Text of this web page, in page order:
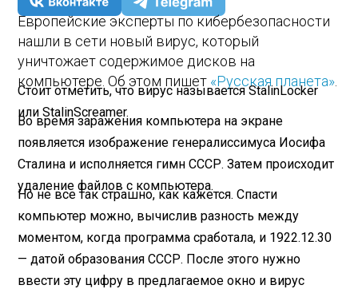
Европейские эксперты по кибербезопасности
нашли в сети новый вирус, который
уничтожает содержимое дисков на
компьютере. Об этом пишет «Русская планета»
Стоит отметить, что вирус называется StalinLocker
или StalinScreamer.
Во время заражения компьютера на экране
появляется изображение генералиссимуса Иосифа
Сталина и исполняется гимн СССР. Затем происходит
удаление файлов с компьютера.
Но не все так страшно, как кажется. Спасти
компьютер можно, вычислив разность между
моментом, когда программа сработала, и 1922.12.30
— датой образования СССР. После этого нужно
ввести эту цифру в предлагаемое окно и вирус